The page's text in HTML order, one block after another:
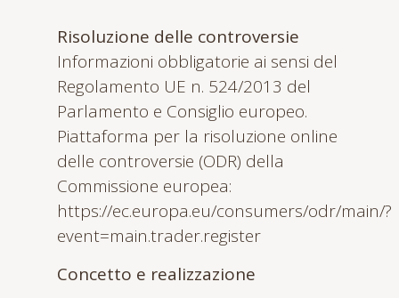
Risoluzione delle controversie
Informazioni obbligatorie ai sensi del
Regolamento UE n. 524/2013 del
Parlamento e Consiglio europeo.
Piattaforma per la risoluzione online
delle controversie (ODR) della
Commissione europea:
https://ec.europa.eu/consumers/odr/main/?
event=main.trader.register
Concetto e realizzazione